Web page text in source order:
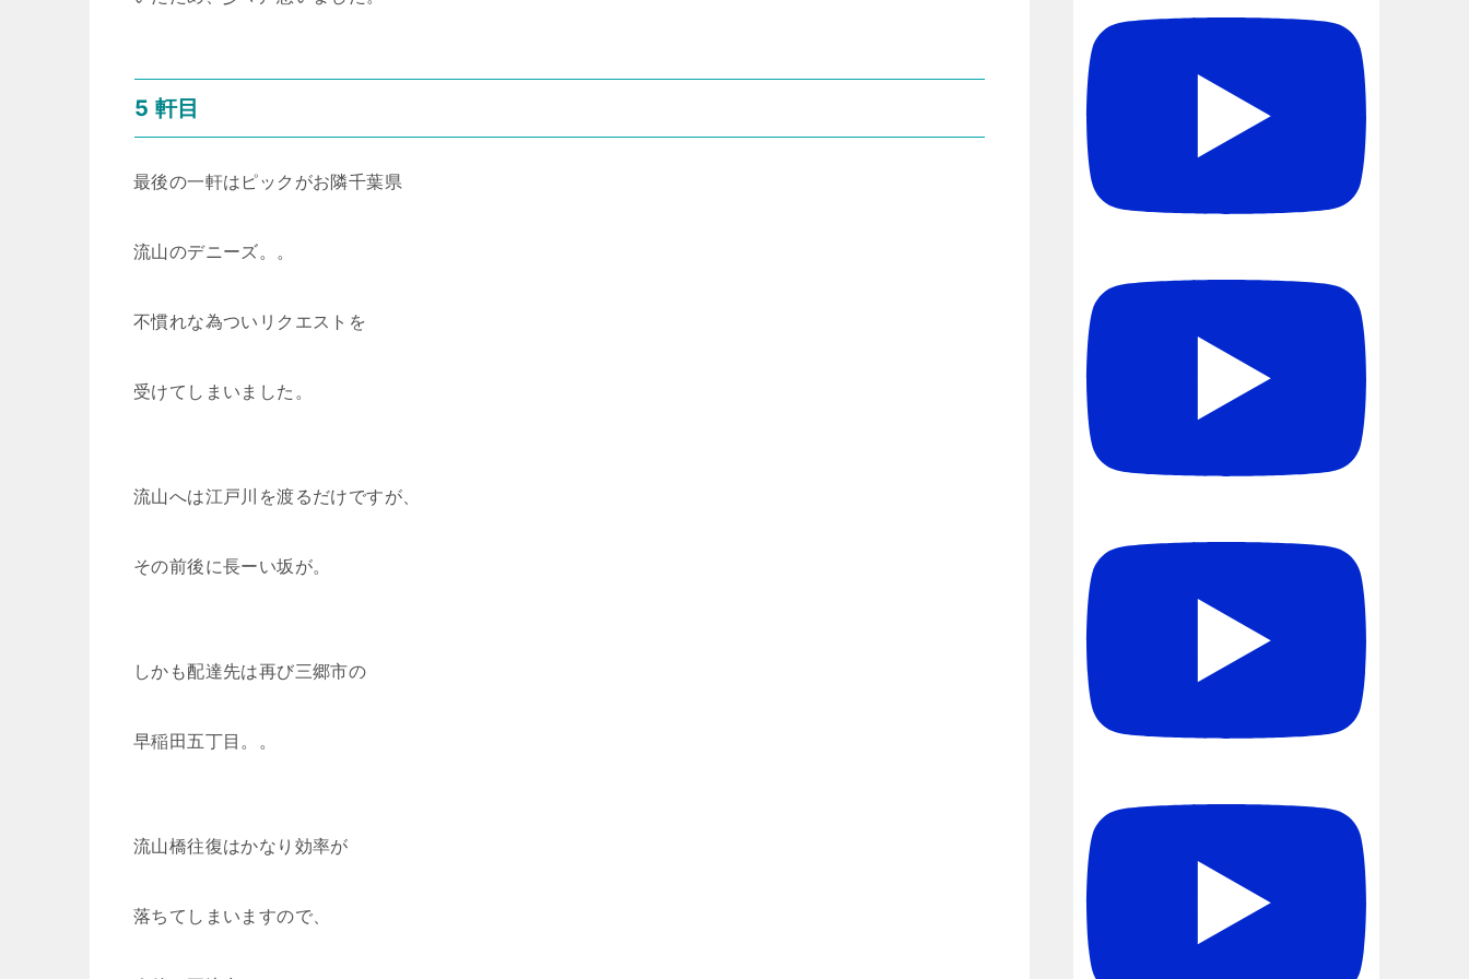
5 軒目
最後の一軒はピックがお隣千葉県
流山のデニーズ。。
不慣れな為ついリクエストを
受けてしまいました。
流山へは江戸川を渡るだけですが、
その前後に長ーい坂が。
しかも配達先は再び三郷市の
早稲田五丁目。。
流山橋往復はかなり効率が
落ちてしまいますので、